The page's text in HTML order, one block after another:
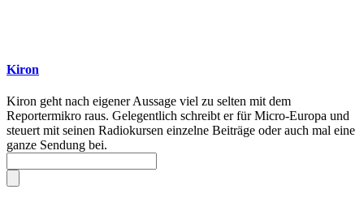
Kiron
Kiron geht nach eigener Aussage viel zu selten mit dem
Reportermikro raus. Gelegentlich schreibt er für Micro-Europa und
steuert mit seinen Radiokursen einzelne Beiträge oder auch mal eine
ganze Sendung bei.